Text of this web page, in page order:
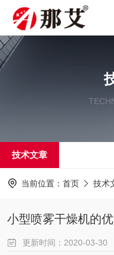
技术文章
当前位置： 首页 技术
小型喷雾干燥机的
更新时间：2020-03-30